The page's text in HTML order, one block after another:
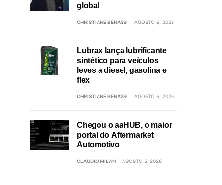
global
CHRISTIANE BENASSI AGOSTO 6, 2026
Lubrax lança lubrificante
sintético para veículos
leves a diesel, gasolina e
flex
CHRISTIANE BENASSI AGOSTO 6, 2026
Chegou o aaHUB, o maior
portal do Aftermarket
Automotivo
CLAUDIO MILAN AGOSTO 5, 2026